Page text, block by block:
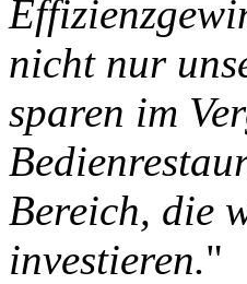
nicht nur
sparen im
Bereich, die
investieren."